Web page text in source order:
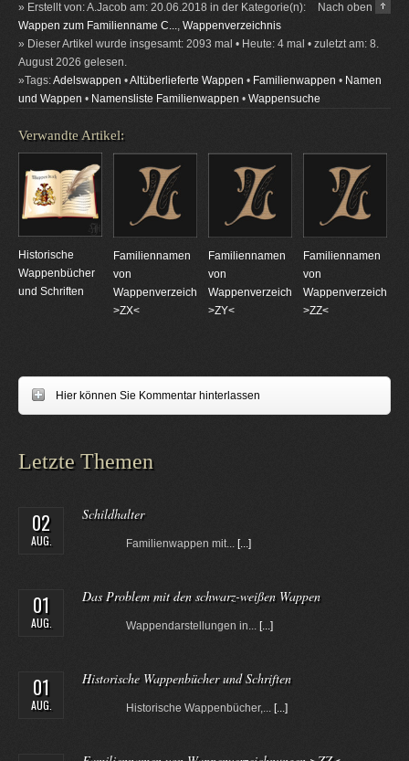
Nach oben
» Erstellt von: A.Jacob am: 20.06.2018 in der Kategorie(n):
Wappen zum Familienname C..., Wappenverzeichnis
» Dieser Artikel wurde insgesamt: 2093 mal • Heute: 4 mal • zuletzt am: 8.
August 2026 gelesen.
»Tags:Adelswappen •Altüberlieferte Wappen • Familienwappen • Namen
und Wappen • Namensliste Familienwappen • Wappensuche
Verwandte Artikel:
Historische
Wappenbücher
und Schriften
Familiennamen
von
Wappenverzeichnungen
>ZX<
Familiennamen
von
Wappenverzeichnungen
>ZY<
Familiennamen
von
>ZZ<
Hier können Sie Kommentar hinterlassen
Letzte Themen
02
AUG.
Schildhalter
Familienwappen mit... [...]
01
AUG.
Das Problem mit den schwarz-weißen Wappen
Wappendarstellungen in... [...]
01
AUG.
Historische Wappenbücher und Schriften
Historische Wappenbücher,... [...]